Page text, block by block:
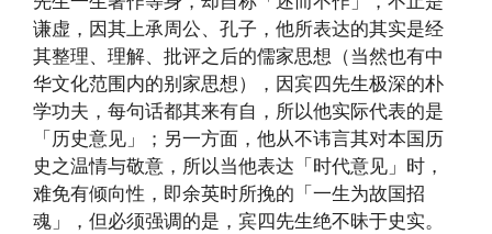
谦虚，因其上承周公、孔子，他所表达的其实是经
其整理、理解、批评之后的儒家思想（当然也有中
华文化范围内的别家思想），因宾四先生极深的朴
学功夫，每句话都其来有自，所以他实际代表的是
「历史意见」；另一方面，他从不讳言其对本国历
史之温情与敬意，所以当他表达「时代意见」时，
难免有倾向性，即余英时所挽的「一生为故国招
魂」，但必须强调的是，宾四先生绝不昧于史实。